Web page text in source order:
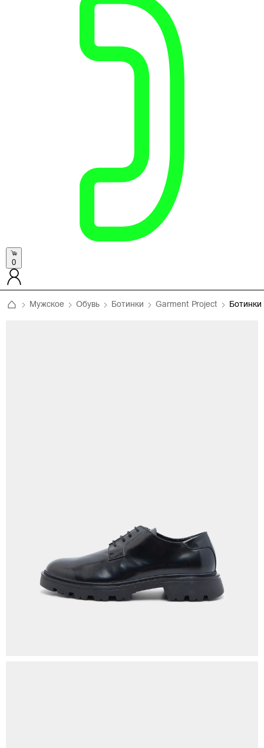
0
Мужское Обувь Ботинки Garment Project Ботинки